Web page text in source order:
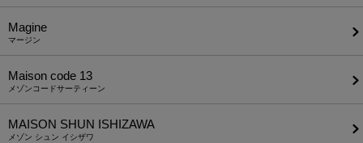
Magine
マージン
Maison code 13
メゾンコードサーティーン
MAISON SHUN ISHIZAWA
メゾン シュン イシザワ